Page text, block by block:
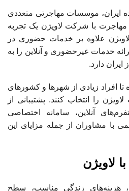
ایران، موسسات مهاجرتی متعددی
با شرکت لاویژن یک تجربه
علاوه بر خدمات حضوری در
خدمات غیرحضوری و آنلاین را به
دارد.
افراد زیادی از شهرها و کشورهای
را انتخاب کنند. پشتیبانی از
آنلاین، سامانه اختصاصی
با مشاوران از جمله مزایای این
لاویژن
هزینه‌های زندگی مناسب، سطح